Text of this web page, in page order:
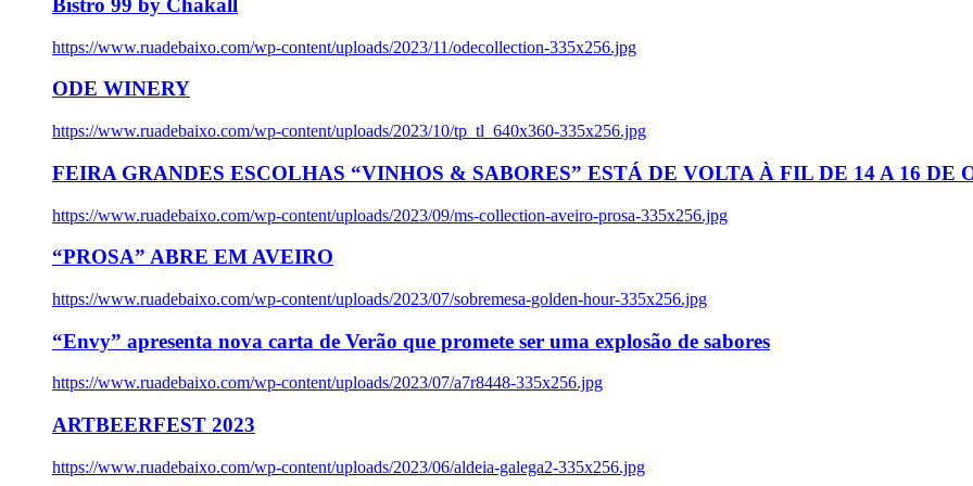
Bistro 99 by Chakall
https://www.ruadebaixo.com/wp-content/uploads/2023/11/odecollection-335x256.jpg
ODE WINERY
https://www.ruadebaixo.com/wp-content/uploads/2023/10/tp_tl_640x360-335x256.jpg
FEIRA GRANDES ESCOLHAS “VINHOS & SABORES” ESTÁ DE VOLTA À FIL DE 14 A 16 DE
https://www.ruadebaixo.com/wp-content/uploads/2023/09/ms-collection-aveiro-prosa-335x256.jpg
“PROSA” ABRE EM AVEIRO
https://www.ruadebaixo.com/wp-content/uploads/2023/07/sobremesa-golden-hour-335x256.jpg
“Envy” apresenta nova carta de Verão que promete ser uma explosão de sabores
https://www.ruadebaixo.com/wp-content/uploads/2023/07/a7r8448-335x256.jpg
ARTBEERFEST 2023
https://www.ruadebaixo.com/wp-content/uploads/2023/06/aldeia-galega2-335x256.jpg